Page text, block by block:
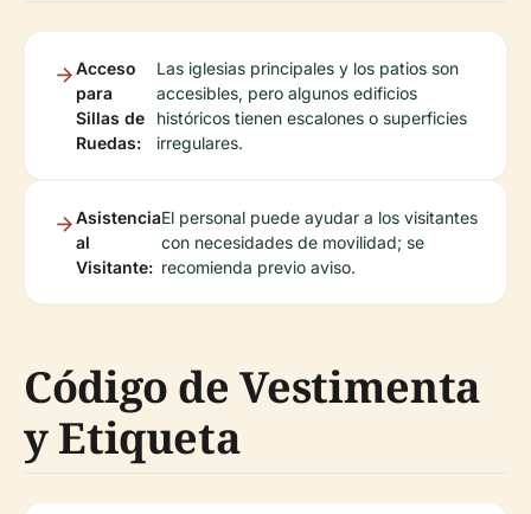
Acceso
para
Sillas de
Ruedas:
Las iglesias principales y los patios son
accesibles, pero algunos edificios
históricos tienen escalones o superficies
irregulares.
Asistencia
al
Visitante:
El personal puede ayudar a los visitantes
con necesidades de movilidad; se
recomienda previo aviso.
Código de Vestimenta
y Etiqueta